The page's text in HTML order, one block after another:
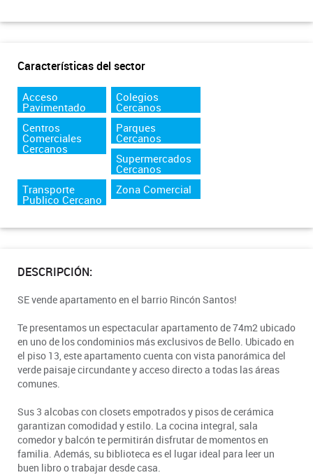
Características del sector
Acceso
Pavimentado
Colegios
Cercanos
Centros
Comerciales
Cercanos
Parques
Cercanos
Supermercados
Cercanos
Transporte
Publico Cercano
Zona Comercial
DESCRIPCIÓN:
SE vende apartamento en el barrio Rincón Santos!
Te presentamos un espectacular apartamento de 74m2 ubicado
en uno de los condominios más exclusivos de Bello. Ubicado en
el piso 13, este apartamento cuenta con vista panorámica del
verde paisaje circundante y acceso directo a todas las áreas
comunes.
Sus 3 alcobas con closets empotrados y pisos de cerámica
garantizan comodidad y estilo. La cocina integral, sala
comedor y balcón te permitirán disfrutar de momentos en
familia. Además, su biblioteca es el lugar ideal para leer un
buen libro o trabajar desde casa.